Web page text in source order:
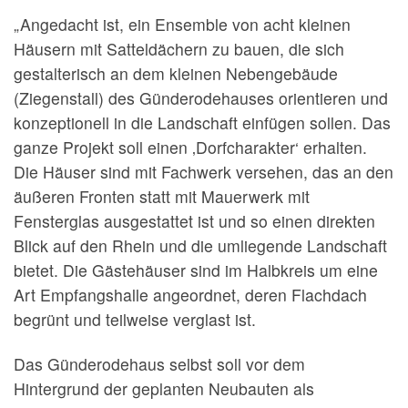
„Angedacht ist, ein Ensemble von acht kleinen
Häusern mit Satteldächern zu bauen, die sich
gestalterisch an dem kleinen Nebengebäude
(Ziegenstall) des Günderodehauses orientieren und
konzeptionell in die Landschaft einfügen sollen. Das
ganze Projekt soll einen ‚Dorfcharakter‘ erhalten.
Die Häuser sind mit Fachwerk versehen, das an den
äußeren Fronten statt mit Mauerwerk mit
Fensterglas ausgestattet ist und so einen direkten
Blick auf den Rhein und die umliegende Landschaft
bietet. Die Gästehäuser sind im Halbkreis um eine
Art Empfangshalle angeordnet, deren Flachdach
begrünt und teilweise verglast ist.
Das Günderodehaus selbst soll vor dem
Hintergrund der geplanten Neubauten als